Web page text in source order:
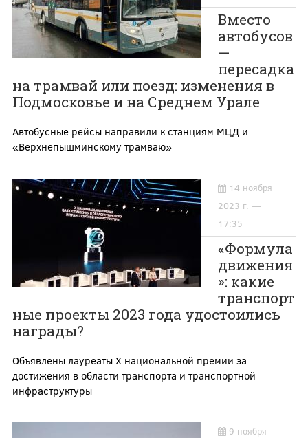
Вместо
автобусов
—
пересадка
на трамвай или поезд: изменения в
Подмосковье и на Среднем Урале
Автобусные рейсы направили к станциям МЦД и
«Верхнепышминскому трамваю»
14 ноября
2023 г. —
17:35
«Формула
движения
»: какие
транспорт
ные проекты 2023 года удостоились
награды?
Объявлены лауреаты X национальной премии за
достижения в области транспорта и транспортной
инфраструктуры
9 ноября